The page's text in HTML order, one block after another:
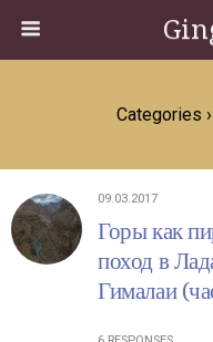
Categories ›
09.03.2017
Горы как
поход в
Гималаи